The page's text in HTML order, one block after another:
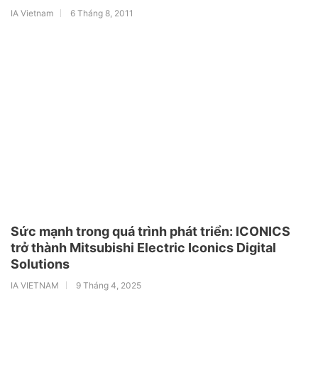
IA Vietnam 6 Tháng 8, 2011
Sức mạnh trong quá trình phát triển: ICONICS
trở thành Mitsubishi Electric Iconics Digital
Solutions
IA VIETNAM 9 Tháng 4, 2025